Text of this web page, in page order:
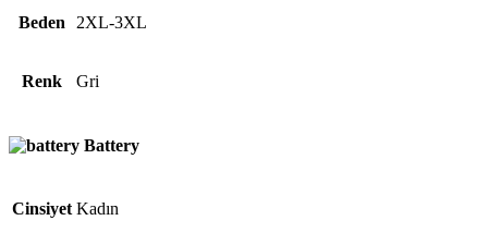
Beden 2XL-3XL
Renk Gri
Battery
Cinsiyet Kadın